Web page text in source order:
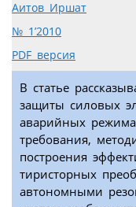
Аитов Иршат
№ 1’2010
PDF версия
В статье
защиты силовых
аварийных
требования,
построения
тиристорных
автономными